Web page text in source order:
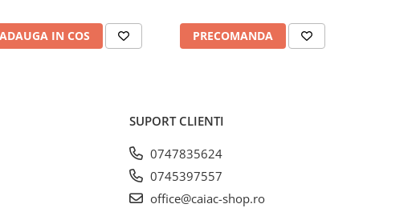
ADAUGA IN COS PRECOMANDA
SUPORT CLIENTI
0747835624
0745397557
office@caiac-shop.ro